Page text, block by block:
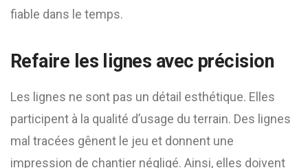
fiable dans le temps.
Refaire les lignes avec précision
Les lignes ne sont pas un détail esthétique. Elles
participent à la qualité d’usage du terrain. Des lignes
mal tracées gênent le jeu et donnent une
impression de chantier négligé. Ainsi, elles doivent